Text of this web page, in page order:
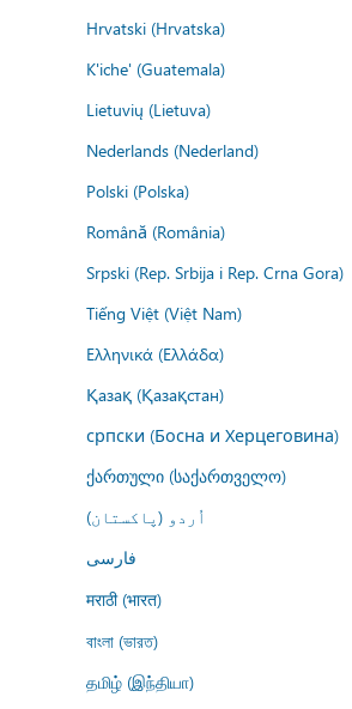
Hrvatski (Hrvatska)
K'iche' (Guatemala)
Lietuvių (Lietuva)
Nederlands (Nederland)
Polski (Polska)
Română (România)
Srpski (Rep. Srbija i Rep. Crna Gora)
Tiếng Việt (Việt Nam)
Ελληνικά (Ελλάδα)
Қазақ (Қазақстан)
српски (Босна и Херцеговина)
ქართული (საქართველო)
اُردو (پاکستان)
فارسى
मराठी (भारत)
বাংলা (ভারত)
தமிழ் (இந்தியா)